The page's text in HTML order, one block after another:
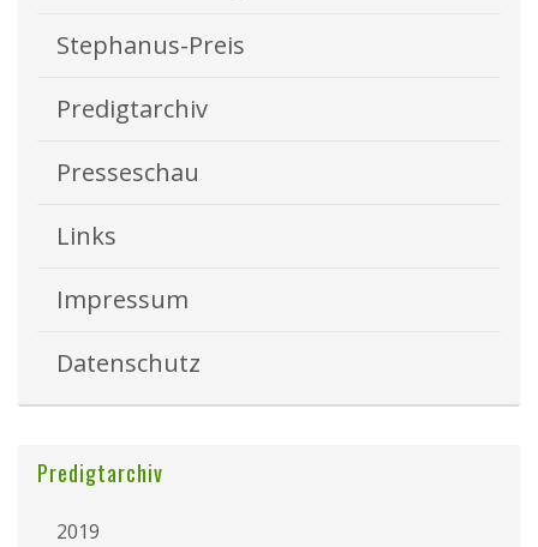
Stephanus-Preis
Predigtarchiv
Presseschau
Links
Impressum
Datenschutz
Predigtarchiv
2019